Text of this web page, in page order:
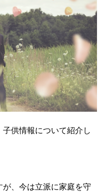
供情報について紹介し
、今は立派に家庭を守